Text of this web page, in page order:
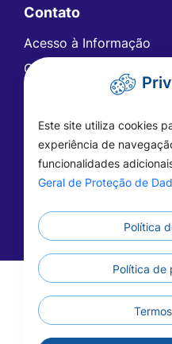
Contato
Acesso à Informação
Ouvidoria
Carta de Serviços
Telefones Úteis
FAQ - Perguntas
©2026 - Prefeitura
direitos
Este site utiliza cookies
experiência de
funcionalidades
Geral de Proteção de
Política
Política de